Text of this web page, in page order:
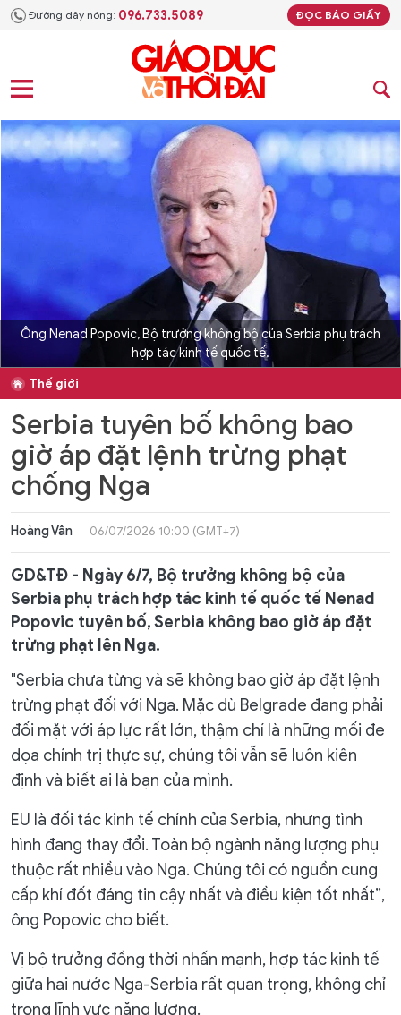
Đường dây nóng: 096.733.5089 ĐỌC BÁO GIẤY
Ông Nenad Popovic, Bộ trưởng không bộ của Serbia phụ trách
hợp tác kinh tế quốc tế.
Thế giới
Serbia tuyên bố không bao
giờ áp đặt lệnh trừng phạt
chống Nga
Hoàng Vân 06/07/2026 10:00 (GMT+7)
GD&TĐ - Ngày 6/7, Bộ trưởng không bộ của
Serbia phụ trách hợp tác kinh tế quốc tế Nenad
Popovic tuyên bố, Serbia không bao giờ áp đặt
trừng phạt lên Nga.
"Serbia chưa từng và sẽ không bao giờ áp đặt lệnh
trừng phạt đối với Nga. Mặc dù Belgrade đang phải
đối mặt với áp lực rất lớn, thậm chí là những mối đe
dọa chính trị thực sự, chúng tôi vẫn sẽ luôn kiên
định và biết ai là bạn của mình.
EU là đối tác kinh tế chính của Serbia, nhưng tình
hình đang thay đổi. Toàn bộ ngành năng lượng phụ
thuộc rất nhiều vào Nga. Chúng tôi có nguồn cung
cấp khí đốt đáng tin cậy nhất và điều kiện tốt nhất”,
ông Popovic cho biết.
Vị bộ trưởng đồng thời nhấn mạnh, hợp tác kinh tế
giữa hai nước Nga-Serbia rất quan trọng, không chỉ
trong lĩnh vực năng lượng.